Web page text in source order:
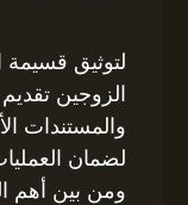
لتوثيق قسيمة
الزوجين
والمستندات
لضمان
ومن بين أهم